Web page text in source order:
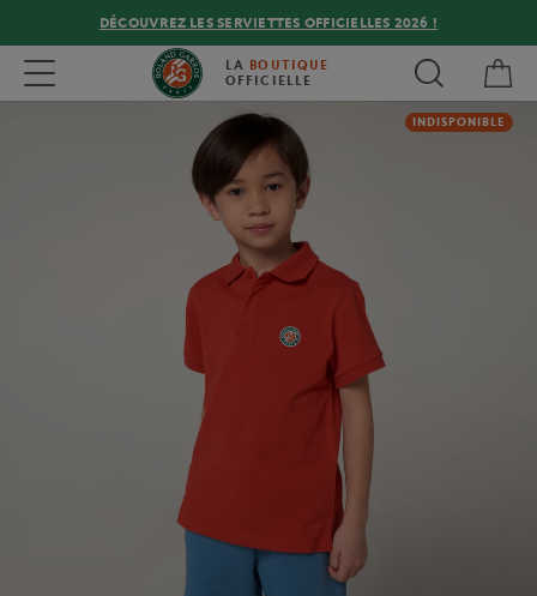
DÉCOUVREZ LES SERVIETTES OFFICIELLES 2026 !
Toggle navigation LA BOUTIQUE
OFFICIELLE
INDISPONIBLE